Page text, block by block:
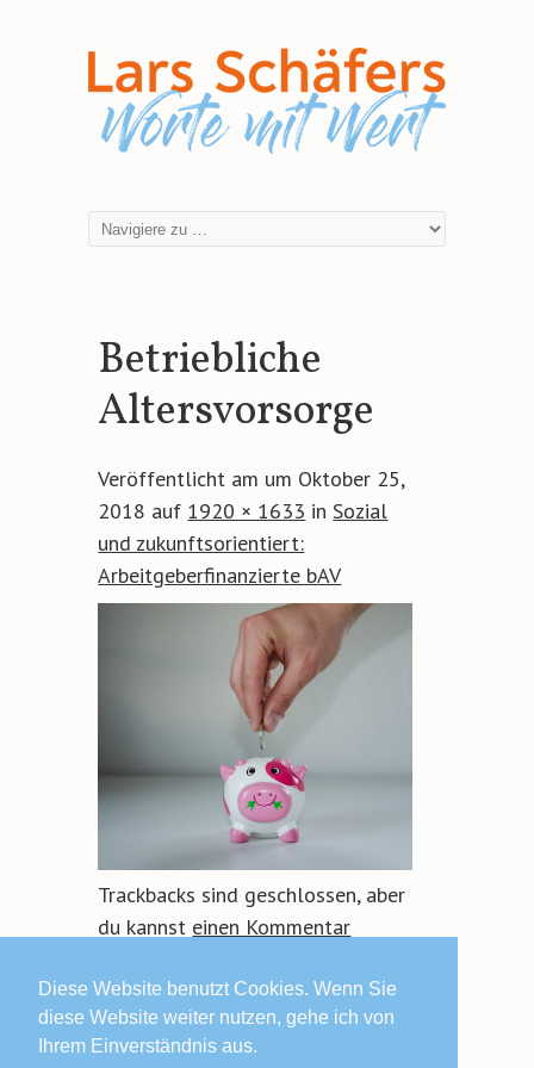
Diese Website benutzt Cookies. Wenn Sie
diese Website weiter nutzen, gehe ich von
Ihrem Einverständnis aus.
Betriebliche
Altersvorsorge
Veröffentlicht am um Oktober 25,
2018 auf 1920 × 1633 in Sozial
und zukunftsorientiert:
Arbeitgeberfinanzierte bAV
Trackbacks sind geschlossen, aber
du kannst einen Kommentar